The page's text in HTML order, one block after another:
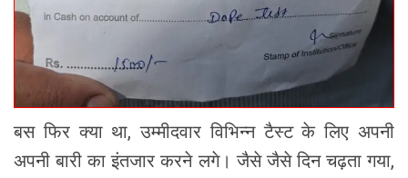
बस फिर क्या था, उम्मीदवार विभिन्न टैस्ट के लिए अपनी
अपनी बारी का इंतजार करने लगे। जैसे जैसे दिन चढ़ता गया,